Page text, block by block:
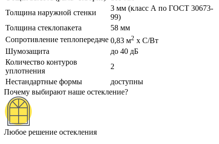
Толщина наружной стенки
3 мм (класс А по ГОСТ 30673-
99)
Толщина стеклопакета
58 мм
Сопротивление теплопередаче 0,83 м2 х С/Вт
Шумозащита
до 40 дБ
Количество контуров
уплотнения
2
Нестандартные формы
доступны
Почему выбирают наше остекление?
Любое решение остекления